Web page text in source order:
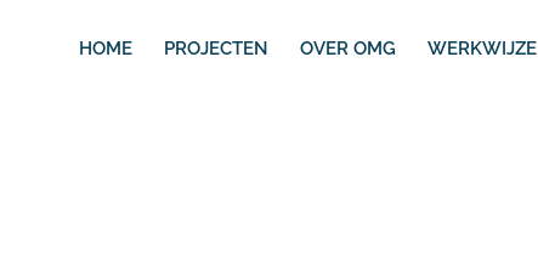
HOME PROJECTEN OVER OMG WERKWIJZE